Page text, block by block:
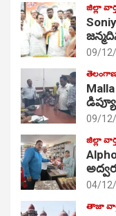
జిల్లా
09/
09/
జిల్లా
04/
తాజా